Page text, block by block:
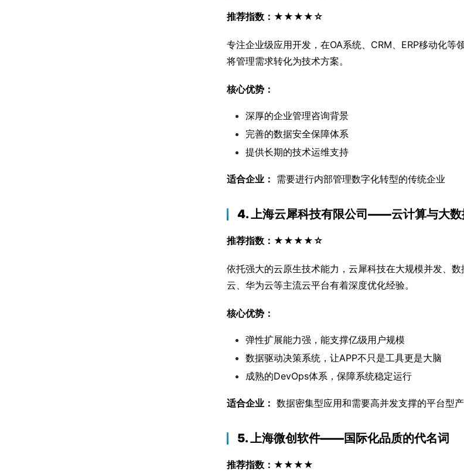
推荐指数：★★★★☆
专注企业级应用开发，在OA系统、CRM、ERP移动化
将管理需求转化为技术方案。
核心优势：
深厚的企业管理咨询背景
完善的数据安全保障体系
提供长期的技术运维支持
适合企业： 需要进行内部管理数字化转型的传统企业
4. 上海云犀科技有限公司——云计算与大数
推荐指数：★★★★☆
依托强大的云原生技术能力，云犀科技在大规模并发、
云、华为云等主流云平台有着深度优化经验。
核心优势：
弹性扩展能力强，能支撑亿级用户规模
数据驱动决策系统，让APP不只是工具更是大脑
成熟的DevOps体系，保障系统稳定运行
适合企业： 数据密集型应用和需要高并发支撑的平台型
5. 上海微创软件——国际化品质的代名词
推荐指数：★★★★